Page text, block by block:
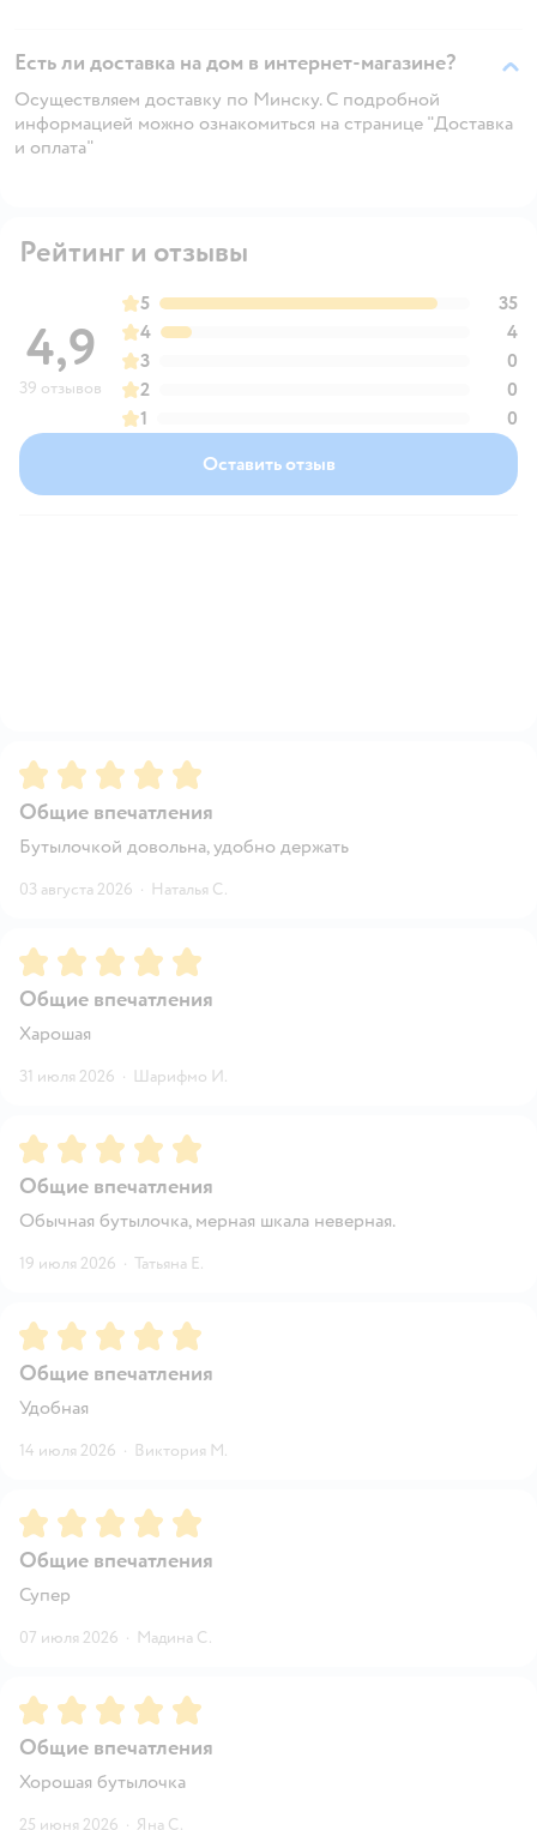
Есть ли доставка на дом в интернет-магазине?
Осуществляем доставку по Минску. С подробной
информацией можно ознакомиться на странице "Доставка
и оплата"
Рейтинг и отзывы
4,9
39 отзывов
5
35
4
4
3
0
2
0
1
0
Оставить отзыв
Рейтинг:5
Общие впечатления
Бутылочкой довольна, удобно держать
03 августа 2026 · Наталья С.
Рейтинг:5
Общие впечатления
Харошая
31 июля 2026 · Шарифмо И.
Рейтинг:5
Общие впечатления
Обычная бутылочка, мерная шкала неверная.
19 июля 2026 · Татьяна Е.
Рейтинг:5
Общие впечатления
Удобная
14 июля 2026 · Виктория М.
Рейтинг:5
Общие впечатления
Супер
07 июля 2026 · Мадина С.
Рейтинг:5
Общие впечатления
Хорошая бутылочка
25 июня 2026 · Яна С.